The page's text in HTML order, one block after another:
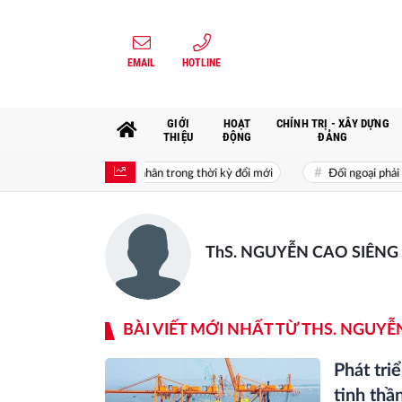
EMAIL HOTLINE
GIỚI
THIỆU
HOẠT
ĐỘNG
CHÍNH TRỊ - XÂY DỰNG
ĐẢNG
phát triển kinh tế tư nhân trong thời kỳ đổi mới Đối ngoại phải
ThS. NGUYỄN CAO
BÀI VIẾT MỚI NHẤT TỪ THS.
Phát
tinh